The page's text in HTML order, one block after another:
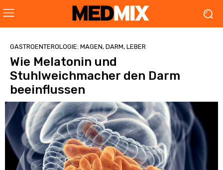
GASTROENTEROLOGIE: MAGEN, DARM, LEBER
Wie Melatonin und
Stuhlweichmacher den Darm
beeinflussen